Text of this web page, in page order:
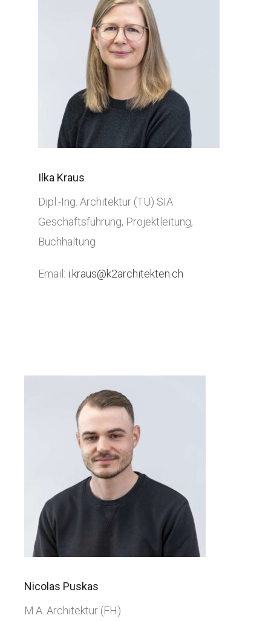
Ilka Kraus
Dipl.-Ing. Architektur (TU) SIA
Geschäftsführung, Projektleitung,
Buchhaltung
Email: i.kraus@k2architekten.ch
Nicolas Puskas
M.A. Architektur (FH)